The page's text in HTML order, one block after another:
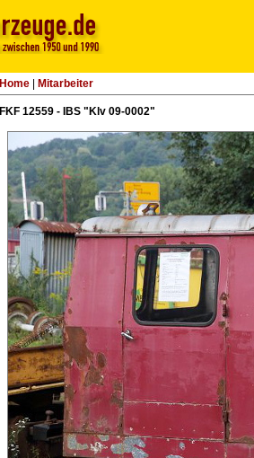
Home| Mitarbeiter
FKF 12559 - IBS "Klv 09-0002"